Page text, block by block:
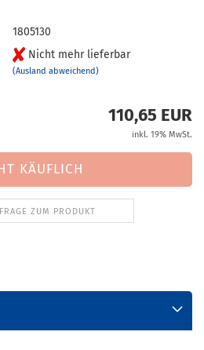
1805130
Nicht mehr lieferbar
(Ausland abweichend)
110,65 EUR
inkl. 19% MwSt.
FRAGE ZUM PRODUKT